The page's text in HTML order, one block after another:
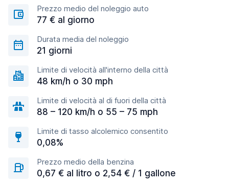
Prezzo medio del noleggio auto
77 € al giorno
Durata media del noleggio
21 giorni
Limite di velocità all'interno della città
48 km/h o 30 mph
Limite di velocità al di fuori della città
88 – 120 km/h o 55 – 75 mph
Limite di tasso alcolemico consentito
0,08%
Prezzo medio della benzina
0,67 € al litro o 2,54 € / 1 gallone